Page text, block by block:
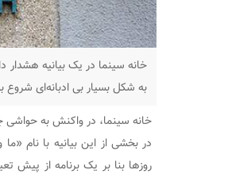
خانه سینما در یک بیانیه
به شکل بسیار بی ادبانه‌ای شروع
خانه سینما، در واکنش به حواشی
در بخشی از این بیانیه با نام
روزها بنا بر یک برنامه از پیش